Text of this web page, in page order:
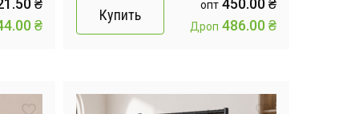
₴
₴
Купить
опт 450.00₴
Дроп 486.00₴